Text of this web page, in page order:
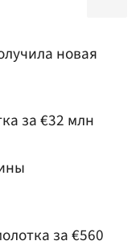
новая
за €32 млн
за €560